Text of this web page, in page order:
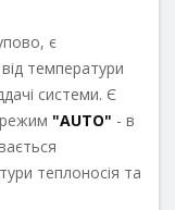
є
температури
системи. Є
"AUTO" - в
теплоносія та